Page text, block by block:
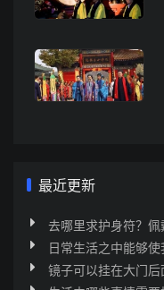
最近更新
去哪里求护身符？佩
日常生活之中能够
镜子可以挂在大门后